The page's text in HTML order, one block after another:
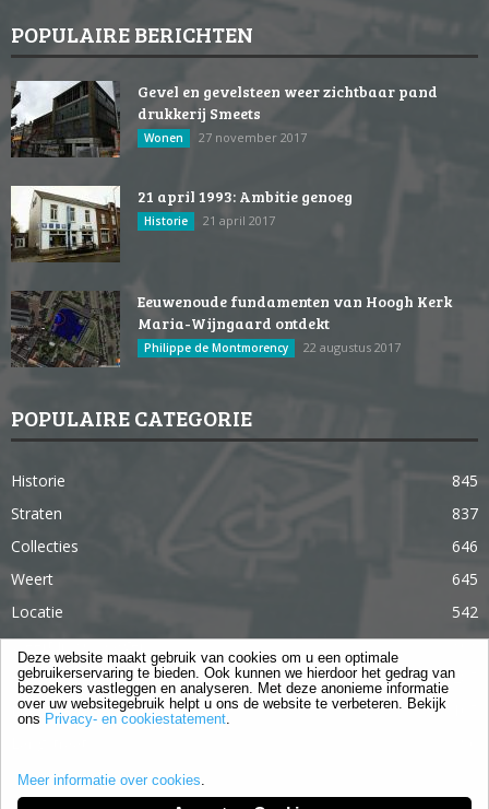
POPULAIRE BERICHTEN
Gevel en gevelsteen weer zichtbaar pand
drukkerij Smeets
Wonen 27 november 2017
21 april 1993: Ambitie genoeg
Historie 21 april 2017
Eeuwenoude fundamenten van Hoogh Kerk
Maria-Wijngaard ontdekt
Philippe de Montmorency 22 augustus 2017
POPULAIRE CATEGORIE
Historie
845
Straten
837
Collecties
646
Weert
645
Locatie
542
Weert in 365 dagen
363
Gebouwen
285
Lifestyle
Deze website maakt gebruik van cookies om u een optimale
gebruikerservaring te bieden. Ook kunnen we hierdoor het gedrag van
bezoekers vastleggen en analyseren. Met deze anonieme informatie
over uw websitegebruik helpt u ons de website te verbeteren. Bekijk
ons Privacy- en cookiestatement.
Meer informatie over cookies.